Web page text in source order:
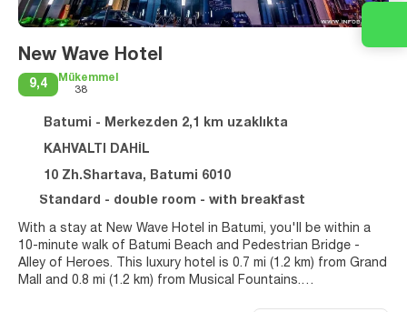
New Wave Hotel
9,4
Mükemmel
38
Batumi - Merkezden 2,1 km uzaklıkta
KAHVALTI DAHİL
10 Zh.Shartava, Batumi 6010
Standard - double room - with breakfast
With a stay at New Wave Hotel in Batumi, you'll be within a
10-minute walk of Batumi Beach and Pedestrian Bridge -
Alley of Heroes. This luxury hotel is 0.7 mi (1.2 km) from Grand
Mall and 0.8 mi (1.2 km) from Musical Fountains.